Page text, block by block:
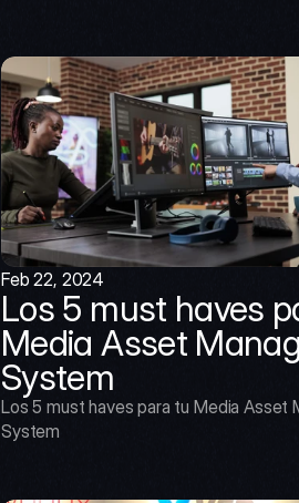
Feb 22, 2024
Los 5 must haves
Media Asset
System
Los 5 must haves para tu Media Asset
System